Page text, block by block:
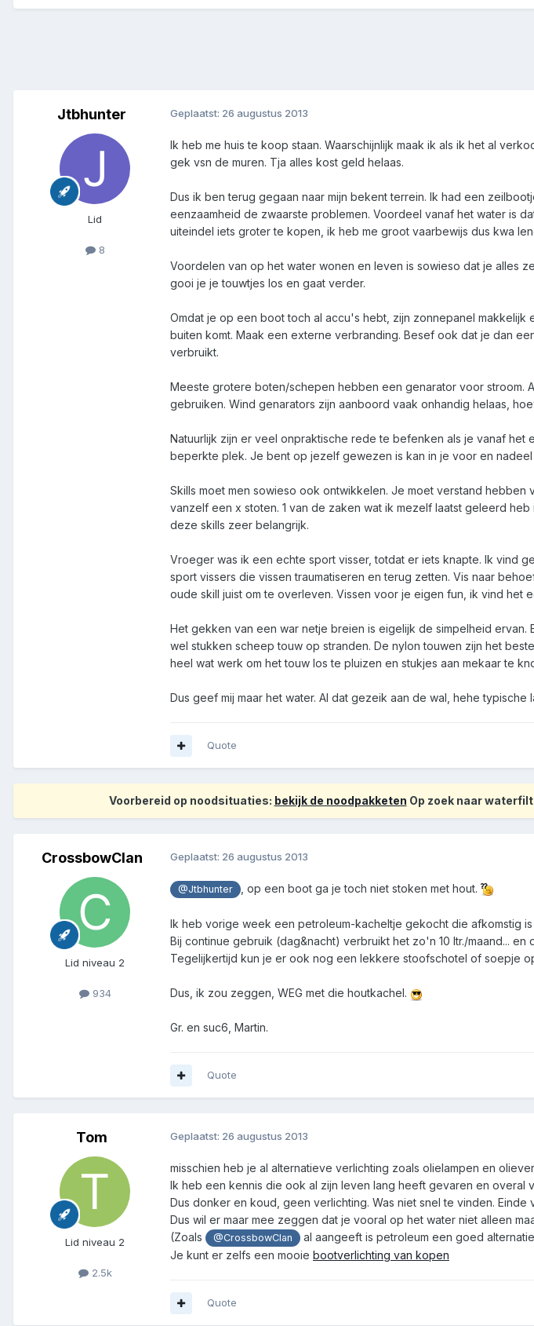
Jtbhunter
Lid
8
Geplaatst: 26 augustus 2013
Ik heb me huis te koop staan. Waarschijnlijk maak ik als ik het al
gek vsn de muren. Tja alles kost geld helaas.
Dus ik ben terug gegaan naar mijn bekent terrein. Ik had een
eenzaamheid de zwaarste problemen. Voordeel vanaf het water is
uiteindel iets groter te kopen, ik heb me groot vaarbewijs dus kwa
Voordelen van op het water wonen en leven is sowieso dat je alles
gooi je je touwtjes los en gaat verder.
Omdat je op een boot toch al accu's hebt, zijn zonnepanel
buiten komt. Maak een externe verbranding. Besef ook dat je dan
verbruikt.
Meeste grotere boten/schepen hebben een genarator voor stroom.
gebruiken. Wind genarators zijn aanboord vaak onhandig helaas,
Natuurlijk zijn er veel onpraktische rede te befenken als je vanaf het
beperkte plek. Je bent op jezelf gewezen is kan in je voor en nadeel
Skills moet men sowieso ook ontwikkelen. Je moet verstand
vanzelf een x stoten. 1 van de zaken wat ik mezelf laatst geleerd
deze skills zeer belangrijk.
Vroeger was ik een echte sport visser, totdat er iets knapte. Ik vind
sport vissers die vissen traumatiseren en terug zetten. Vis naar
oude skill juist om te overleven. Vissen voor je eigen fun, ik vind het
Het gekken van een war netje breien is eigelijk de simpelheid
wel stukken scheep touw op stranden. De nylon touwen zijn het
heel wat werk om het touw los te pluizen en stukjes aan mekaar te
Dus geef mij maar het water. Al dat gezeik aan de wal, hehe typische
Quote
Voorbereid op noodsituaties: bekijk de noodpakketen Op zoek naar
CrossbowClan
Lid niveau 2
934
Geplaatst: 26 augustus 2013
@Jtbhunter , op een boot ga je toch niet stoken met hout.
Ik heb vorige week een petroleum-kacheltje gekocht die afkomstig is
Bij continue gebruik (dag&nacht) verbruikt het zo'n 10 ltr./maand... en
Tegelijkertijd kun je er ook nog een lekkere stoofschotel of soepje
Dus, ik zou zeggen, WEG met die houtkachel.
Gr. en suc6, Martin.
Quote
Tom
Lid niveau 2
2.5k
Geplaatst: 26 augustus 2013
misschien heb je al alternatieve verlichting zoals olielampen en
Ik heb een kennis die ook al zijn leven lang heeft gevaren en overal
Dus donker en koud, geen verlichting. Was niet snel te vinden.
Dus wil er maar mee zeggen dat je vooral op het water niet alleen
(Zoals
@CrossbowClan
al aangeeft is petroleum een goed
Je kunt er zelfs een mooie bootverlichting van kopen
Quote